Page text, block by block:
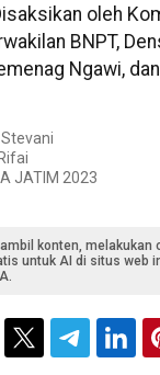
oleh
BNPT,
Ngawi,
JATIM 2023
konten, melakukan
untuk AI di situs web